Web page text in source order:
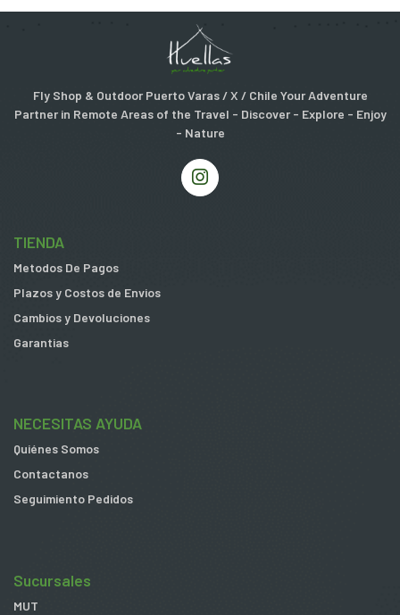
Fly Shop & Outdoor Puerto Varas / X / Chile Your Adventure
Partner in Remote Areas of the Travel - Discover - Explore - Enjoy
- Nature
TIENDA
Metodos De Pagos
Plazos y Costos de Envios
Cambios y Devoluciones
Garantias
NECESITAS AYUDA
Quiénes Somos
Contactanos
Seguimiento Pedidos
Sucursales
MUT